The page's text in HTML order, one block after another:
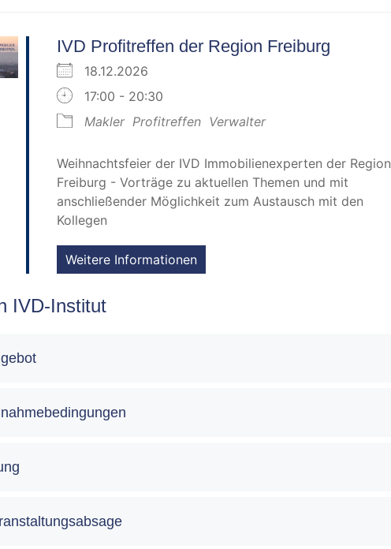
IVD Profitreffen der Region Freiburg
18.12.2026
17:00 - 20:30
Makler Profitreffen Verwalter
Weihnachtsfeier der IVD Immobilienexperten der Region
Freiburg - Vorträge zu aktuellen Themen und mit
anschließender Möglichkeit zum Austausch mit den
Kollegen
Weitere Informationen
IVD-Institut